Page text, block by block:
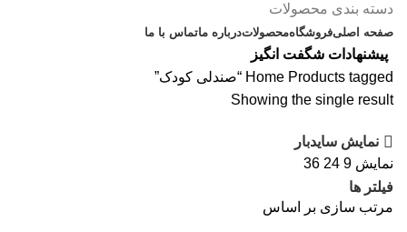
دسته بندی محصولات
صفحه اصلیفروشگاهمحصولاتدرباره ماتماس با ما
پیشنهادات شگفت انگیز
Home Products tagged “صندلی کودک”
Showing the single result
نمایش سایدبار
نمایش 9
24
36
فیلتر ها
مرتب سازی بر اساس